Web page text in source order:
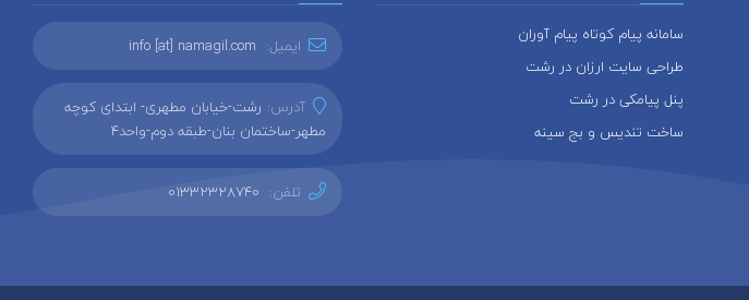
سامانه پیام کوتاه پیام آوران
طراحی سایت ارزان در رشت
پنل پیامکی در رشت
ساخت تندیس و بج سینه
ایمیل: info [at] namagil.com
آدرس: رشت-خیابان مطهری- ابتدای کوچه
مطهر-ساختمان بنان-طبقه دوم-واحد4
تلفن: 01332328740